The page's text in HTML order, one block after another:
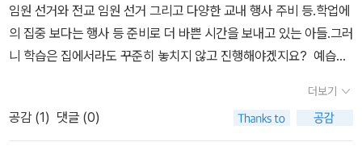
학문제집.멀찌기에서 봐도 6학년 인데도 문제 구성이 빡빡치 않아요.
디자인적으로도 부담이 적은 색감과 글자 크기도 그러하고,혼자공부
하는 수학, 저는 디자인도 중요시하거든요 :DA단계는 '교과서 개
념'으로 시작합니다.2단원을 풀고 있기에 봐보니..전항과 후항/외항
과 내항 이라는 전문용어6학년 2학기에 배워보고요.개념활동으로 이
임원 선거와 전교 임원 선거 그리고 다양한 교내 행사 주비 등.학업에
의 집중 보다는 행사 등 준비로 더 바쁜 시간을 보내고 있는 아들.그러
니 학습은 집에서라도 꾸준히 놓치지 않고 진행해야겠지요? 예습인
었던 #기적의초등수학6-2하지만 저학년때부터 유독 #도형에 약한
부분을 보이던 아들은고학년이 되어서도 1단원 #쌓기나무에 유독 약
한 모습을 보이네요.특히 쌓기나무의 앞, 뒤, 옆, 위 등의 위치 알아보
더보기
공감 (1) 댓글 (0)